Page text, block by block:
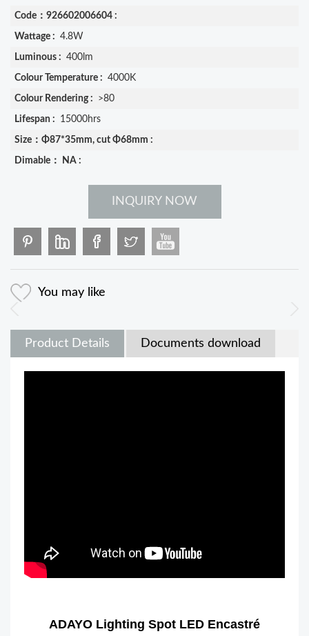
Code：926602006604 :
Wattage : 4.8W
Luminous : 400lm
Colour Temperature : 4000K
Colour Rendering : >80
Lifespan : 15000hrs
Size：Φ87*35mm, cut Φ68mm :
Dimable： NA :
INQUIRY NOW
You may like
Product Details Documents download
ADAYO Lighting Spot LED Encastré